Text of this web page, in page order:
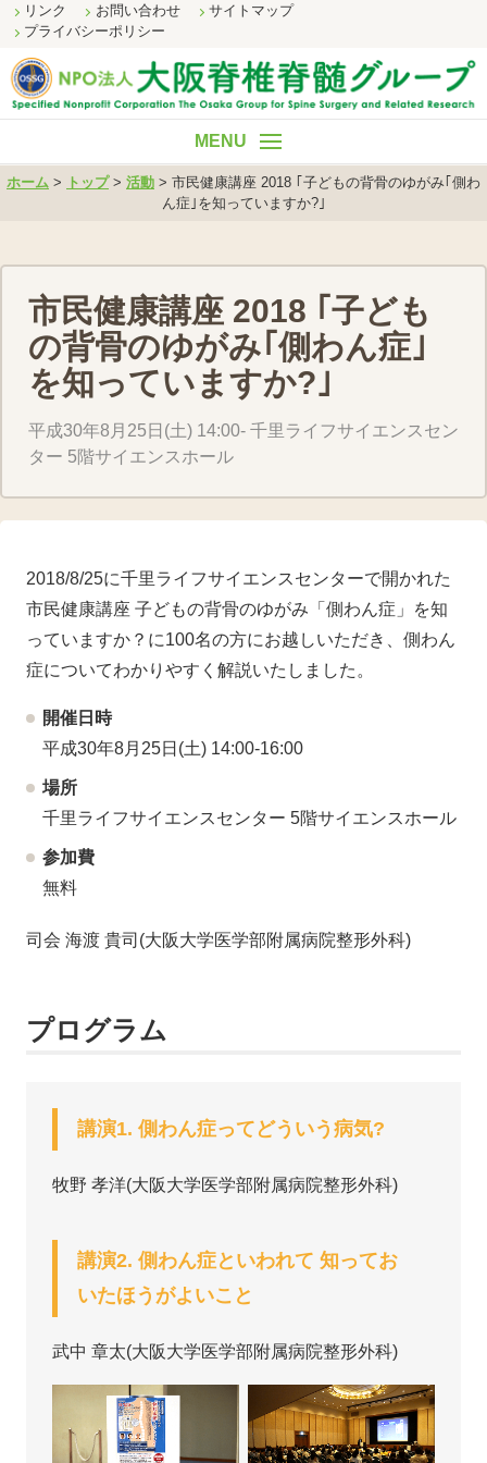
リンク お問い合わせ
サイトマップ
プライバシーポリシー
ホーム
事業内容
組織概要
財務諸表
活動
ホーム > トップ > 活動 > 市民健康講座 2018 ｢子どもの背骨のゆがみ｢側わ
ん症｣を知っていますか?｣
市民健康講座 2018 ｢子ども
の背骨のゆがみ｢側わん症｣
を知っていますか?｣
平成30年8月25日(土) 14:00- 千里ライフサイエンスセン
ター 5階サイエンスホール
2018/8/25に千里ライフサイエンスセンターで開かれた
市民健康講座 子どもの背骨のゆがみ「側わん症」を知
っていますか？に100名の方にお越しいただき、側わん
症についてわかりやすく解説いたしました。
開催日時
平成30年8月25日(土) 14:00-16:00
場所
千里ライフサイエンスセンター 5階サイエンスホール
参加費
無料
司会 海渡 貴司(大阪大学医学部附属病院整形外科)
プログラム
講演1. 側わん症ってどういう病気?
牧野 孝洋(大阪大学医学部附属病院整形外科)
講演2. 側わん症といわれて 知ってお
いたほうがよいこと
武中 章太(大阪大学医学部附属病院整形外科)